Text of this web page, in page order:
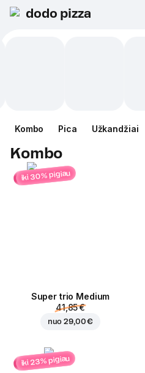
dodo pizza
Kombo Pica Užkandžiai
Kombo
iki 30% pigiau
Super trio Medium
41,85 €
nuo29,00 €
iki 23% pigiau